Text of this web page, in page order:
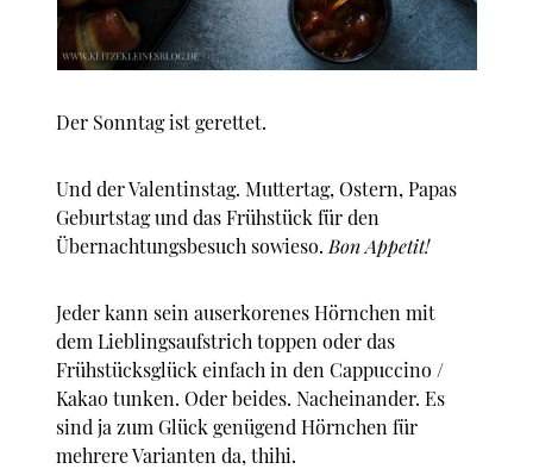
Der Sonntag ist gerettet.
Und der Valentinstag. Muttertag, Ostern, Papas
Geburtstag und das Frühstück für den
Übernachtungsbesuch sowieso. Bon Appetit!
Jeder kann sein auserkorenes Hörnchen mit
dem Lieblingsaufstrich toppen oder das
Frühstücksglück einfach in den Cappuccino /
Kakao tunken. Oder beides. Nacheinander. Es
sind ja zum Glück genügend Hörnchen für
mehrere Varianten da, thihi.